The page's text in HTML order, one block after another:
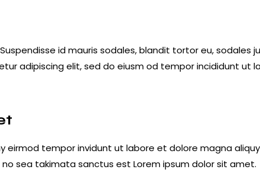
id mauris sodales, blandit tortor eu, sodales
adipiscing elit, sed do eiusm od tempor incididunt ut
tempor invidunt ut labore et dolore magna
sea takimata sanctus est Lorem ipsum dolor sit amet.